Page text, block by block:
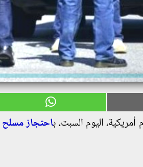
اليوم السبت، باحتجازمسلح